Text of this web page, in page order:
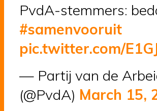
PvdA-stemmers:
#samenvooruit
pic.twitter.com/
— Partij van de
(@PvdA) March 15,